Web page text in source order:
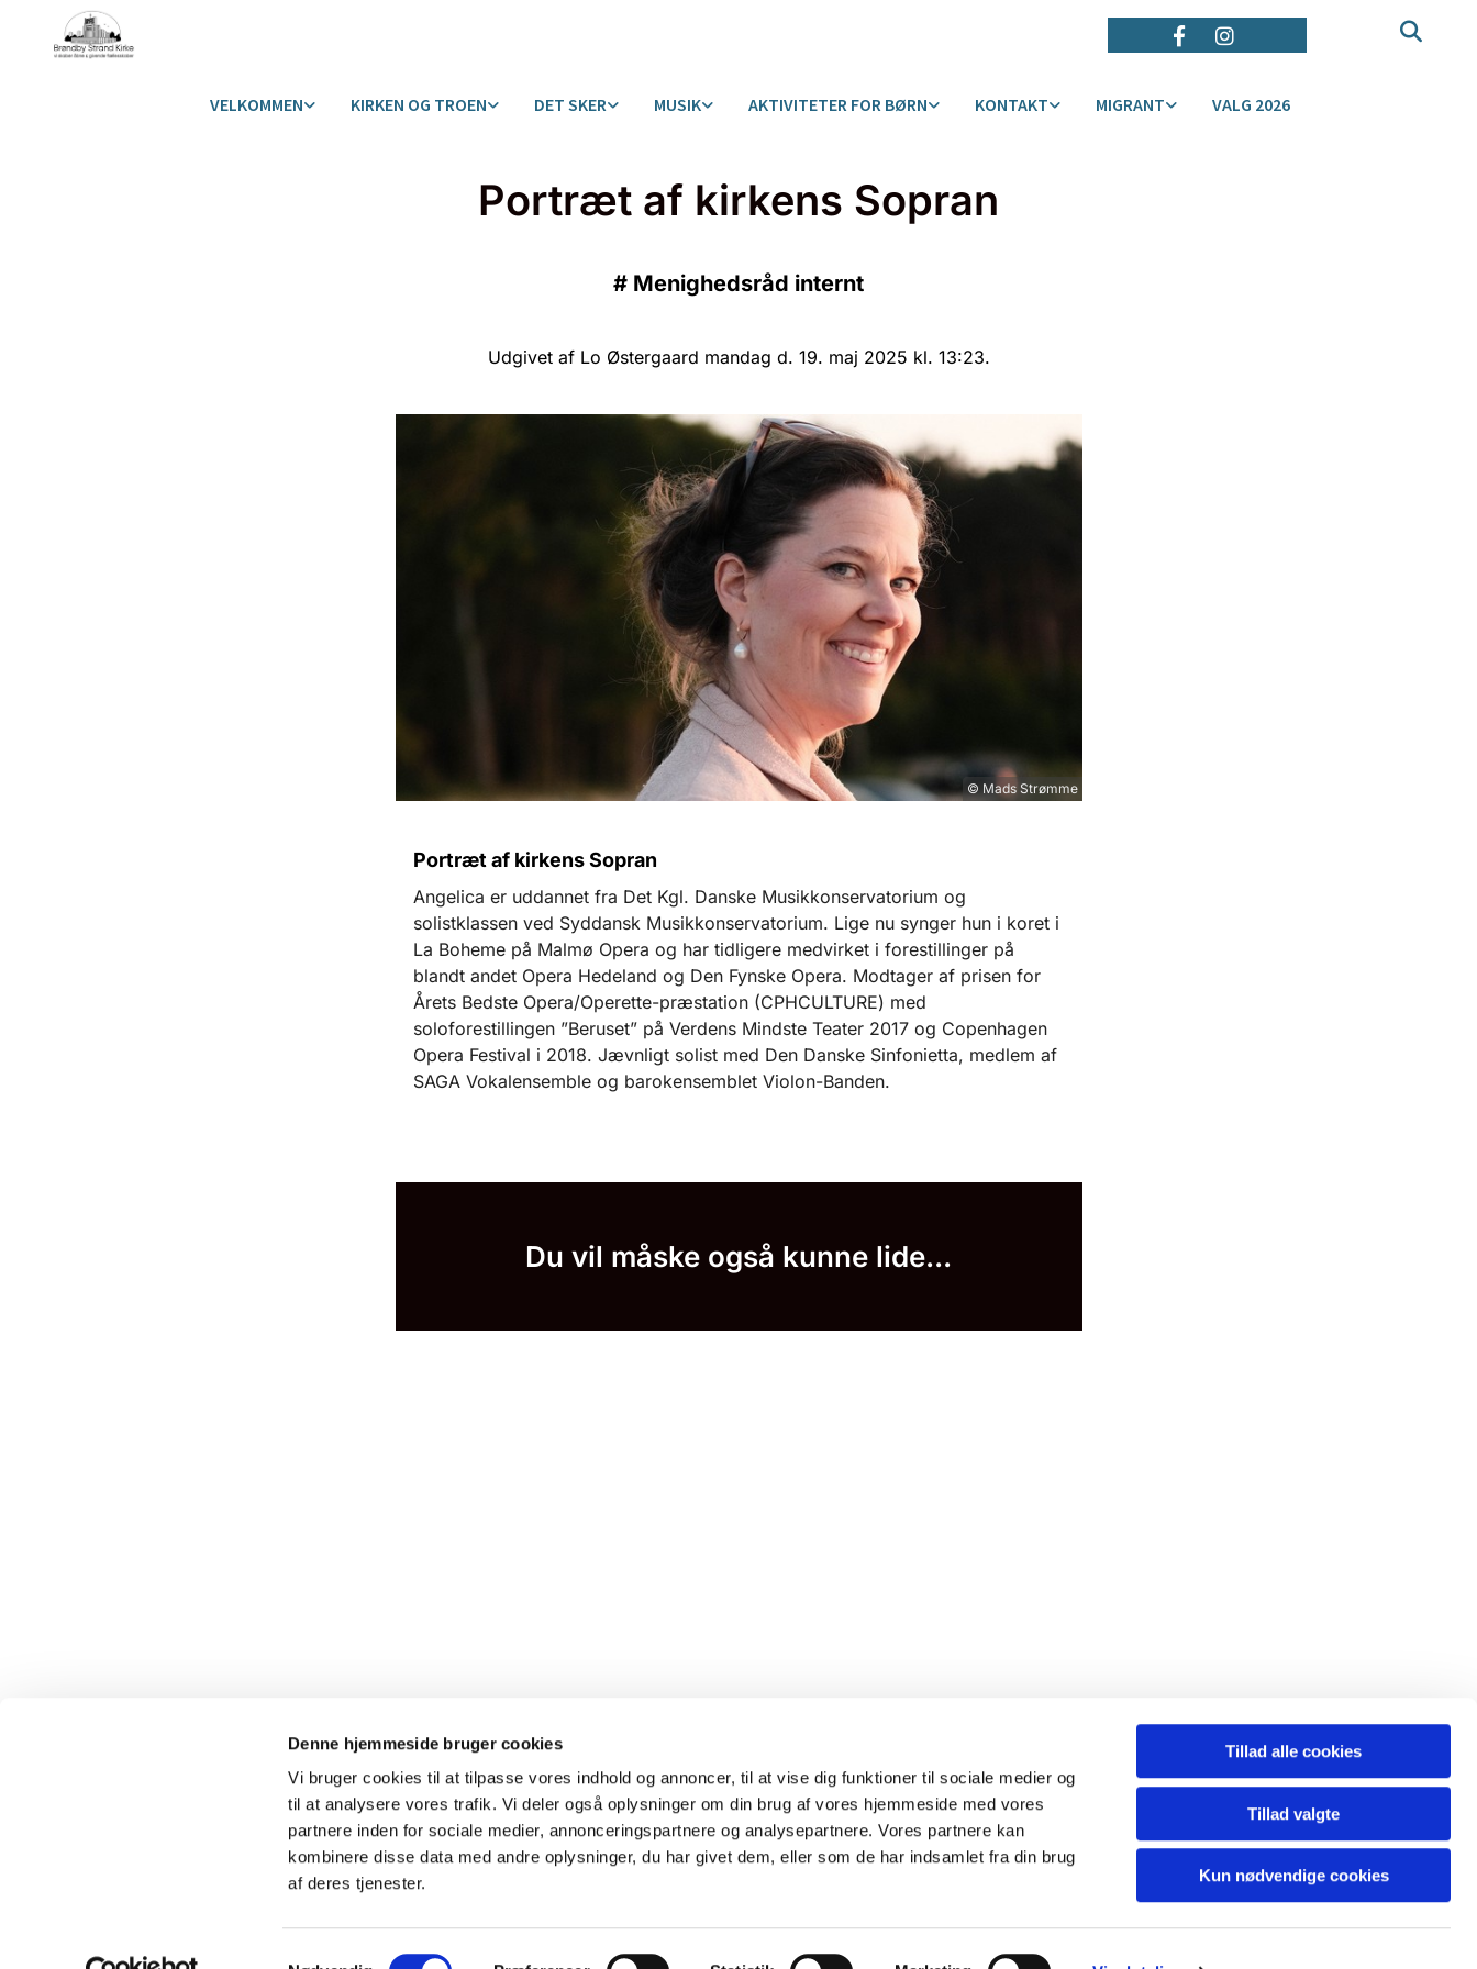
Denne hjemmeside bruger cookies
Vi bruger cookies til at tilpasse vores indhold og annoncer, til at vise dig funktioner til sociale medier og
til at analysere vores trafik. Vi deler også oplysninger om din brug af vores hjemmeside med vores
partnere inden for sociale medier, annonceringspartnere og analysepartnere. Vores partnere kan
kombinere disse data med andre oplysninger, du har givet dem, eller som de har indsamlet fra din brug
af deres tjenester.
Tillad alle cookies
Tillad valgte
Kun nødvendige cookies
VELKOMMEN KIRKEN OG TROEN DET SKER MUSIK AKTIVITETER FOR BØRN KONTAKT MIGRANT VALG 2026
Portræt af kirkens Sopran
# Menighedsråd internt
Udgivet af Lo Østergaard mandag d. 19. maj 2025 kl. 13:23.
© Mads Strømme
Portræt af kirkens Sopran
Angelica er uddannet fra Det Kgl. Danske Musikkonservatorium og
solistklassen ved Syddansk Musikkonservatorium. Lige nu synger hun i koret i
La Boheme på Malmø Opera og har tidligere medvirket i forestillinger på
blandt andet Opera Hedeland og Den Fynske Opera. Modtager af prisen for
Årets Bedste Opera/Operette-præstation (CPHCULTURE) med
soloforestillingen ”Beruset” på Verdens Mindste Teater 2017 og Copenhagen
Opera Festival i 2018. Jævnligt solist med Den Danske Sinfonietta, medlem af
SAGA Vokalensemble og barokensemblet Violon-Banden.
Du vil måske også kunne lide...